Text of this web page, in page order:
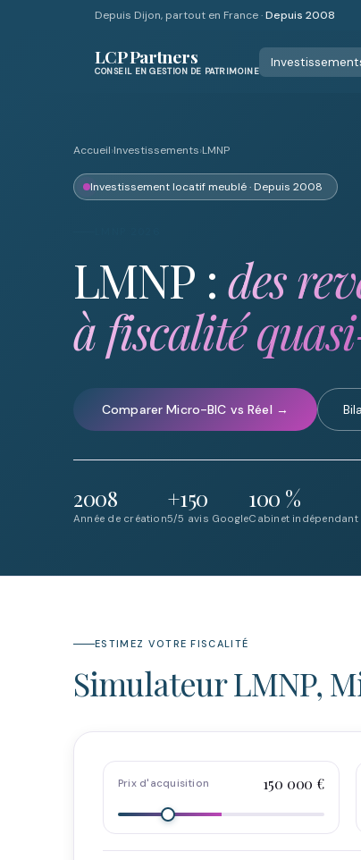
Depuis Dijon, partout en France ·Depuis 2008
LCP Partners
CONSEIL EN GESTION DE PATRIMOINE
Accueil›Investissements›LMNP
Investissement locatif meublé · Depuis 2008
LMNP :des
à fiscalité
Comparer Micro-BIC vs Réel →
2008
Année de création
+150
5/5 avis Google
100 %
Cabinet indépendant
ESTIMEZ VOTRE FISCALITÉ
Simulateur LMNP,
Prix d'acquisition 150 000 €